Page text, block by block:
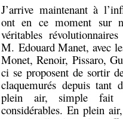
J’arrive maintenant à
ont en ce moment sur
véritables
M. Edouard Manet, avec
Monet, Renoir, Pissaro,
ci se proposent de sortir
claquemurés depuis tant
plein air, simple fait
considérables. En plein